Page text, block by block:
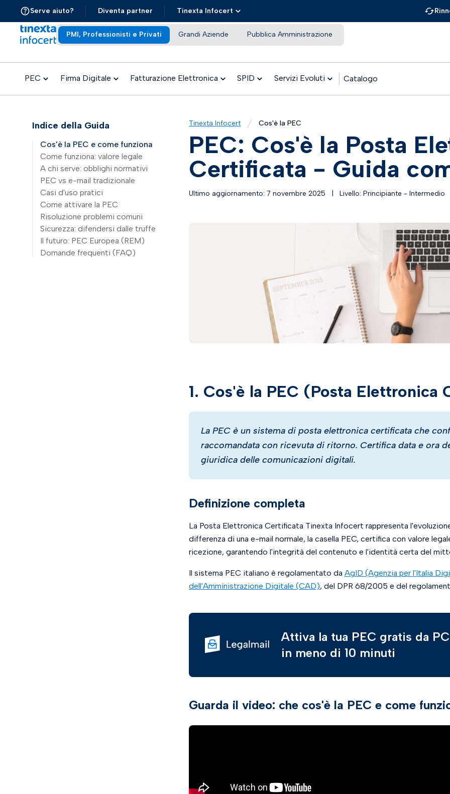
Serve aiuto? Diventa partner Tinexta Infocert
PMI, Professionisti e Privati Grandi Aziende Pubblica Amministrazione
PEC Firma Digitale Fatturazione Elettronica SPID Servizi Evoluti Catalogo
Indice della Guida
Cos'è la PEC e come funziona
Come funziona: valore legale
A chi serve: obblighi normativi
PEC vs e-mail tradizionale
Casi d'uso pratici
Come attivare la PEC
Risoluzione problemi comuni
Sicurezza: difendersi dalle truffe
Il futuro: PEC Europea (REM)
Domande frequenti (FAQ)
Tinexta Infocert Cos'è la PEC
PEC: Cos'è la Posta
Certificata - Guida
Ultimo aggiornamento: 7 novembre 2025 Livello: Principiante - Intermedio
1. Cos'è la PEC (Posta Elettronica
La PEC è un sistema di posta elettronica certificata che
raccomandata con ricevuta di ritorno. Certifica data e ora
giuridica delle comunicazioni digitali.
Definizione completa
La Posta Elettronica Certificata Tinexta Infocert rappresenta
differenza di una e-mail normale, la casella PEC, certifica con valore
ricezione, garantendo l'integrità del contenuto e l'identità certa del
Il sistema PEC italiano è regolamentato da AgID (Agenzia per l'Italia
dell'Amministrazione Digitale (CAD), del DPR 68/2005 e del
Attiva la tua PEC gratis da
in meno di 10 minuti
Guarda il video: che cos'è la PEC e come